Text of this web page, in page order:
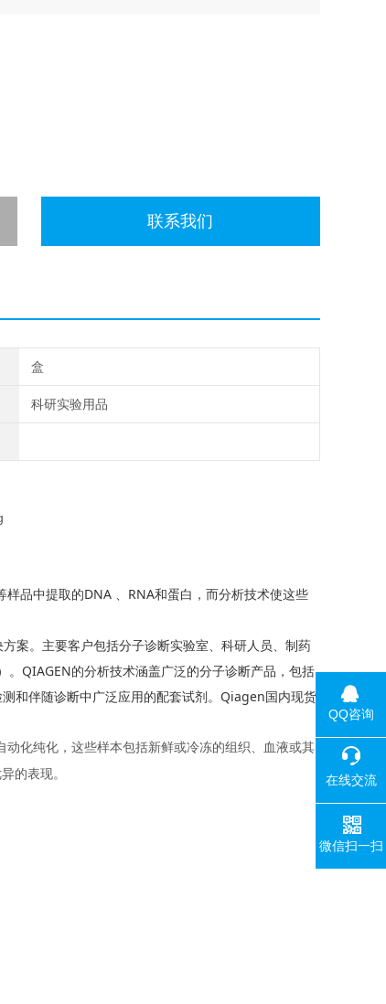
联系我们
盒
科研实验用品
品中提取的DNA 、RNA和蛋白，而分析技术使这些
案。主要客户包括分子诊断实验室、科研人员、制药
QIAGEN的分析技术涵盖广泛的分子诊断产品，包括
和伴随诊断中广泛应用的配套试剂。Qiagen国内现货
动化纯化，这些样本包括新鲜或冷冻的组织、血液或其
的表现。
QQ咨询
在线交流
微信扫一扫